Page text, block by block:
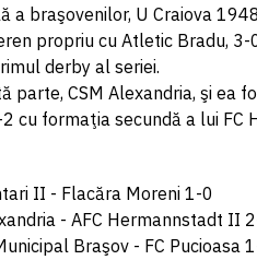
a braşovenilor, U Craiova
propriu cu Atletic Bradu,
derby al seriei.
parte, CSM Alexandria, şi ea
cu formaţia secundă a lui FC
II - Flacăra Moreni 1-0
- AFC Hermannstadt II
Braşov - FC Pucioasa